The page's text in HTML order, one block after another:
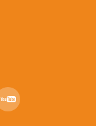
YouTube